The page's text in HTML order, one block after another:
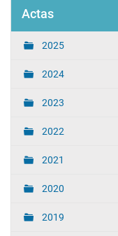
Actas
2025
2024
2023
2022
2021
2020
2019